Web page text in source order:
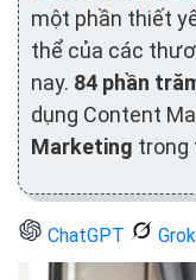
một phần thiết
thể của các
nay. 84 phần
dụng Content
Marketing trong
ChatGPT Grok